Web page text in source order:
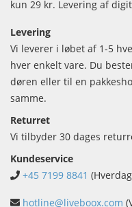
kun 29 kr. Levering af
Levering
Vi leverer i løbet af 1-5
hver enkelt vare. Du
døren eller til en
samme.
Returret
Vi tilbyder 30 dages
Kundeservice
+45 7199 8841
hotline@liveboox.com